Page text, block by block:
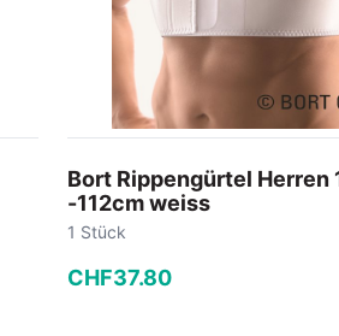
Bort Rippengürtel Herren
-112cm weiss
1 Stück
CHF37.80